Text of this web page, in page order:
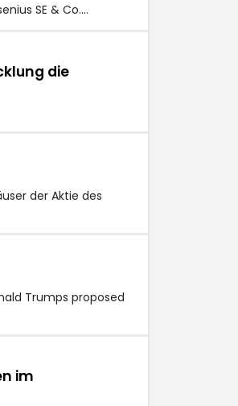
SE & Co.…
die
der Aktie des
Trumps proposed
im